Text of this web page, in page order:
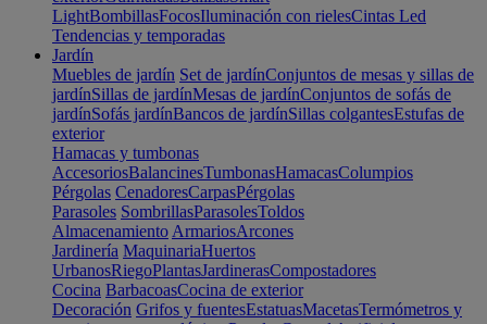
LightBombillasFocosIluminación con rielesCintas Led
Tendencias y temporadas
Jardín
Muebles de jardín Set de jardínConjuntos de mesas y sillas de
jardínSillas de jardínMesas de jardínConjuntos de sofás de
jardínSofás jardínBancos de jardínSillas colgantesEstufas de
exterior
Hamacas y tumbonas
AccesoriosBalancinesTumbonasHamacasColumpios
Pérgolas CenadoresCarpasPérgolas
Parasoles SombrillasParasolesToldos
Almacenamiento ArmariosArcones
Jardinería MaquinariaHuertos
UrbanosRiegoPlantasJardinerasCompostadores
Cocina BarbacoasCocina de exterior
Decoración Grifos y fuentesEstatuasMacetasTermómetros y